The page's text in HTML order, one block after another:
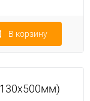
В корзину